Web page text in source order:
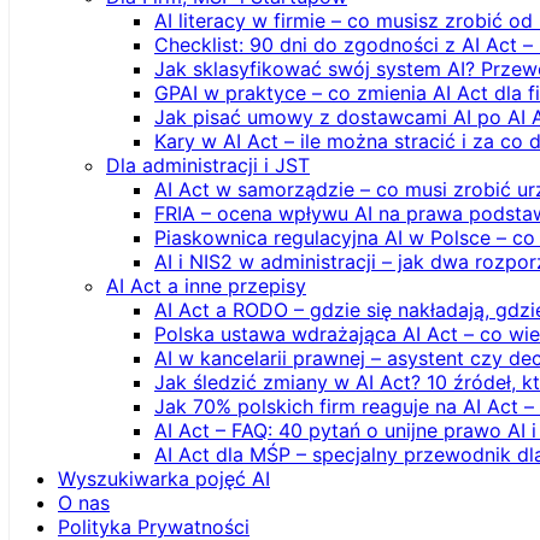
AI literacy w firmie – co musisz zrobić od
Checklist: 90 dni do zgodności z AI Act
Jak sklasyfikować swój system AI?
GPAI w praktyce – co zmienia AI Act dla
Jak pisać umowy z dostawcami AI po AI
Kary w AI Act – ile można stracić i za co
Dla administracji i JST
AI Act w samorządzie – co musi zrobić
FRIA – ocena wpływu AI na prawa
Piaskownica regulacyjna AI w Polsce –
AI i NIS2 w administracji – jak dwa
AI Act a inne przepisy
AI Act a RODO – gdzie się nakładają,
Polska ustawa wdrażająca AI Act – co
AI w kancelarii prawnej – asystent czy
Jak śledzić zmiany w AI Act? 10 źródeł,
Jak 70% polskich firm reaguje na AI Act
AI Act – FAQ: 40 pytań o unijne prawo AI
AI Act dla MŚP – specjalny przewodnik
Wyszukiwarka pojęć AI
O nas
Polityka Prywatności